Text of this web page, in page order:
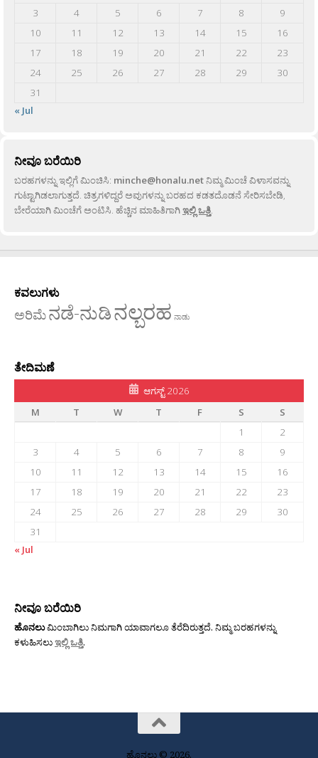
3
4 5 6 7 8
9
10
11 12 13 14 15
16
17
18 19 20 21 22
23
24
25 26 27 28 29
30
31
« Jul
ನೀವೂ ಬರೆಯಿರಿ
ಬರಹಗಳನ್ನು ಇಲ್ಲಿಗೆ ಮಿಂಚಿಸಿ: minche@honalu.netನಿಮ್ಮ ಮಿಂಚೆ ವಿಳಾಸವನ್ನು
ಗುಟ್ಟಾಗಿಡಲಾಗುತ್ತದೆ. ಚಿತ್ರಗಳಿದ್ದರೆ ಅವುಗಳನ್ನು ಬರಹದ ಕಡತದೊಡನೆ ಸೇರಿಸಬೇಡಿ,
ಬೇರೆಯಾಗಿ ಮಿಂಚೆಗೆ ಅಂಟಿಸಿ. ಹೆಚ್ಚಿನ ಮಾಹಿತಿಗಾಗಿಇಲ್ಲಿ ಒತ್ತಿ.
ಕವಲುಗಳು
ಅರಿಮೆನಡೆ-ನುಡಿನಲ್ಬರಹ ನಾಡು
ತೇದಿಮಣೆ
ಆಗಸ್ಟ್ 2026
M
T W T F S
S
1
2
3
4 5 6 7 8
9
10
11 12 13 14 15
16
17
18 19 20 21 22
23
24
25 26 27 28 29
30
31
« Jul
ನೀವೂ ಬರೆಯಿರಿ
ಹೊನಲುಮಿಂಬಾಗಿಲು ನಿಮಗಾಗಿ ಯಾವಾಗಲೂ ತೆರೆದಿರುತ್ತದೆ. ನಿಮ್ಮ ಬರಹಗಳನ್ನು
ಕಳುಹಿಸಲುಇಲ್ಲಿ ಒತ್ತಿ.
ಹೊನಲು © 2026.